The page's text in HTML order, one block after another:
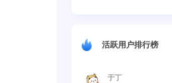
活跃用户排行榜
于丁